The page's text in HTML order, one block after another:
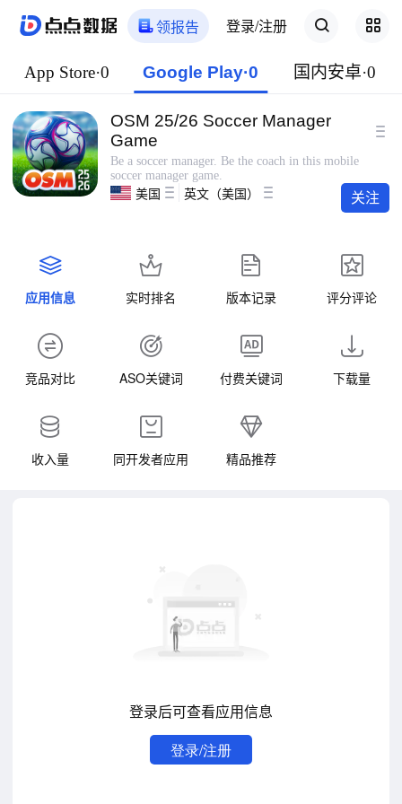
领报告 登录/注册
App Store·0 Google Play·0 国内安卓·0
OSM 25/26 Soccer Manager
Game
Be a soccer manager. Be the coach in this mobile
soccer manager game.
美国
英文（美国） 关注
应用信息 实时排名 版本记录 评分评论
竞品对比 ASO关键词 付费关键词 下载量
收入量 同开发者应用 精品推荐
登录后可查看应用信息
登录/注册